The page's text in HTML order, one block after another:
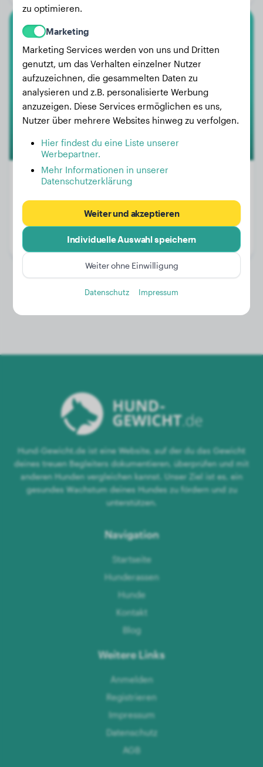
Kush
Alter:
3 Jahre, 9 Monate
Geschlecht:
Hund-Gewicht.de ist eine Website, auf der du das Gewicht
deines treuen Begleiters dokumentieren, überprüfen und mit
anderen Hunden vergleichen kannst. Unser Ziel ist es, ein
gesundes Wachstum deines Hundes zu fördern und zu
unterstützen.
Navigation
Startseite
Hunderassen
Hunde
Kontakt
Blog
Weitere Links
Anmelden
Registrieren
Impressum
Datenschutz
AGB
zu optimieren.
Marketing
Marketing Services werden von uns und Dritten
genutzt, um das Verhalten einzelner Nutzer
aufzuzeichnen, die gesammelten Daten zu
analysieren und z.B. personalisierte Werbung
anzuzeigen. Diese Services ermöglichen es uns,
Nutzer über mehrere Websites hinweg zu verfolgen.
Hier findest du eine Liste unserer
Werbepartner.
Mehr Informationen in unserer
Datenschutzerklärung
Weiter und akzeptieren
Individuelle Auswahl speichern
Weiter ohne Einwilligung
Datenschutz Impressum